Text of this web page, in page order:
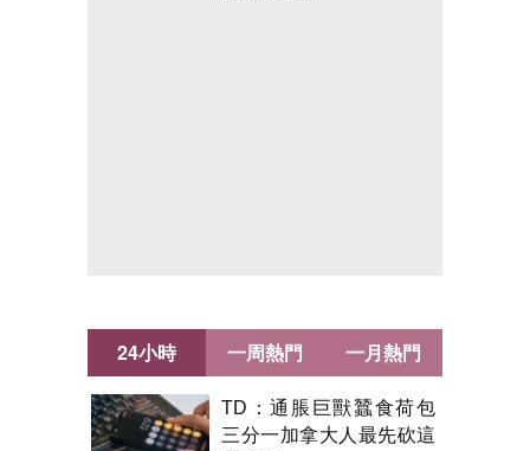
24小時
TD：通脹巨獸蠶食荷包
三分一加拿大人最先砍這
一周熱門 一月熱門